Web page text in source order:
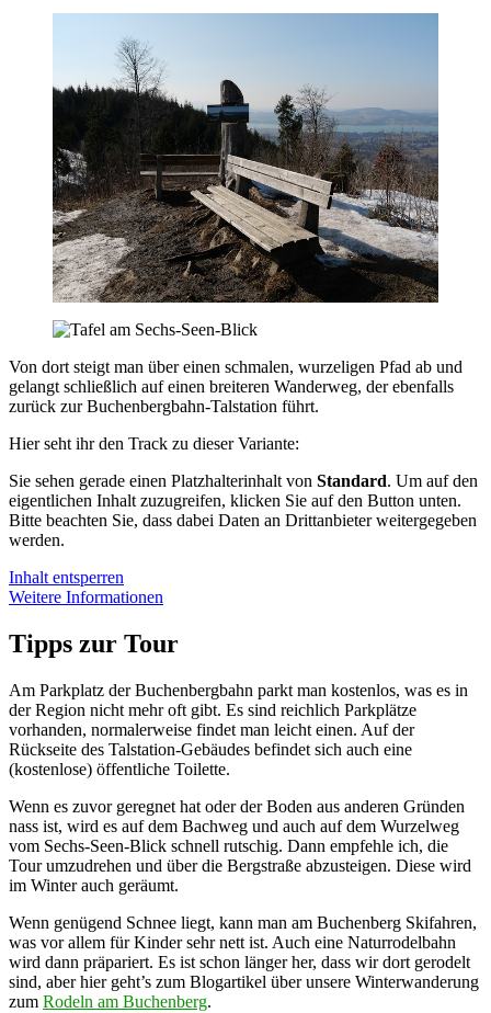
Von dort steigt man über einen schmalen, wurzeligen Pfad ab und
gelangt schließlich auf einen breiteren Wanderweg, der ebenfalls
zurück zur Buchenbergbahn-Talstation führt.
Hier seht ihr den Track zu dieser Variante:
Sie sehen gerade einen Platzhalterinhalt von Standard. Um auf den
eigentlichen Inhalt zuzugreifen, klicken Sie auf den Button unten.
Bitte beachten Sie, dass dabei Daten an Drittanbieter weitergegeben
werden.
Inhalt entsperren
Weitere Informationen
Tipps zur Tour
Am Parkplatz der Buchenbergbahn parkt man kostenlos, was es in
der Region nicht mehr oft gibt. Es sind reichlich Parkplätze
vorhanden, normalerweise findet man leicht einen. Auf der
Rückseite des Talstation-Gebäudes befindet sich auch eine
(kostenlose) öffentliche Toilette.
Wenn es zuvor geregnet hat oder der Boden aus anderen Gründen
nass ist, wird es auf dem Bachweg und auch auf dem Wurzelweg
vom Sechs-Seen-Blick schnell rutschig. Dann empfehle ich, die
Tour umzudrehen und über die Bergstraße abzusteigen. Diese wird
im Winter auch geräumt.
Wenn genügend Schnee liegt, kann man am Buchenberg Skifahren,
was vor allem für Kinder sehr nett ist. Auch eine Naturrodelbahn
wird dann präpariert. Es ist schon länger her, dass wir dort gerodelt
sind, aber hier geht’s zum Blogartikel über unsere Winterwanderung
zum Rodeln am Buchenberg.